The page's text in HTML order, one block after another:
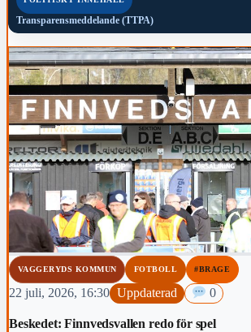
Transparensmeddelande (TTPA)
VAGGERYDS KOMMUN FOTBOLL #BRAGE
22 juli, 2026, 16:30 Uppdaterad 0
Beskedet: Finnvedsvallen redo för spel